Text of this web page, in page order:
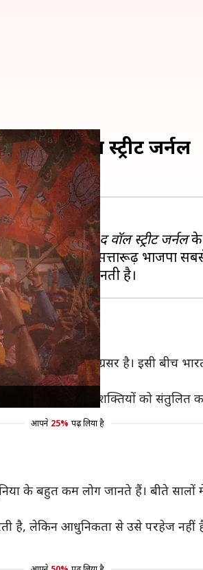
वॉल स्ट्रीट जर्नल
के एक अखबारद वॉल स्ट्रीट जर्नलके
से भारत में सत्तारूढ़ भाजपा
में भी जीत ओर अग्रसर है। इसी बीच
बिना चीन की शक्तियों को संतुलित
आपने 25% पढ़ लिया है
के बहुत कम लोग जानते हैं। बीते सालों
है, लेकिन आधुनिकता से उसे परहेज नहीं